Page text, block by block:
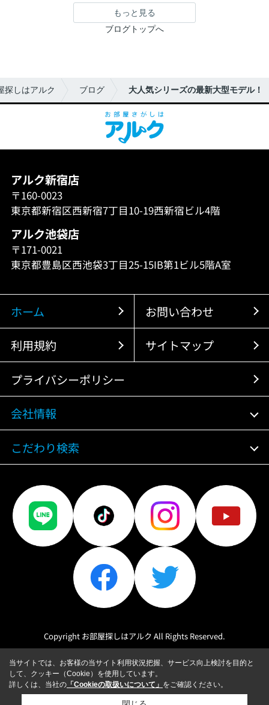
もっと見る
ブログトップへ
探しはアルク ブログ 大人気シリーズの最新大型モデル！
アルク新宿店
〒160-0023
東京都新宿区西新宿7丁目10-19西新宿ビル4階
アルク池袋店
〒171-0021
東京都豊島区西池袋3丁目25-15IB第1ビル5階A室
ホーム お問い合わせ
利用規約 サイトマップ
プライバシーポリシー
会社情報
こだわり検索
Copyright お部屋探しはアルク All Rights Reserved.
当サイトでは、お客様の当サイト利用状況把握、サービス向上検討を目的と
して、クッキー（Cookie）を使用しています。
詳しくは、当社の 「Cookieの取扱いについて」 をご確認ください。